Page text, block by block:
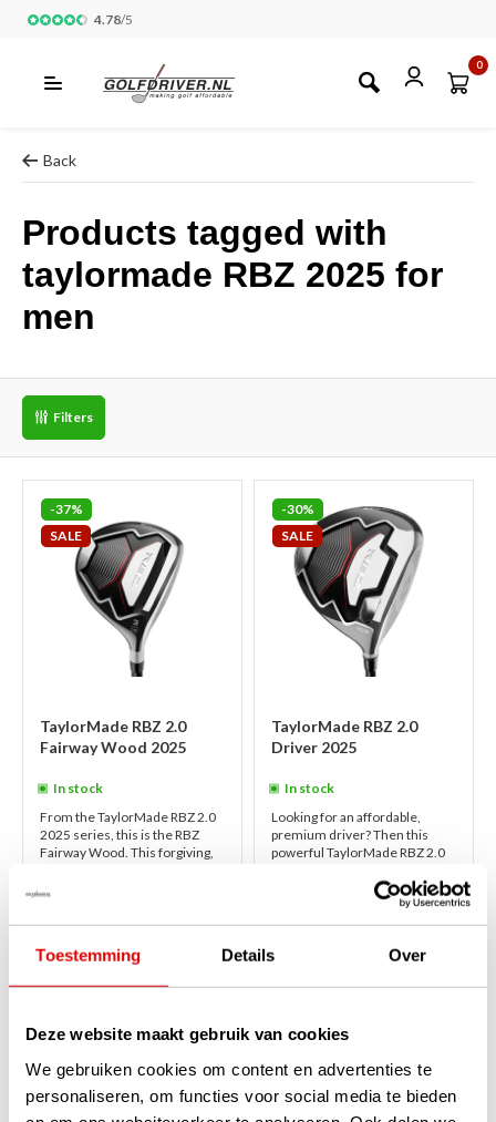
Toestemming Details Over
Deze website maakt gebruik van cookies
We gebruiken cookies om content en advertenties te
personaliseren, om functies voor social media te bieden
4.78/5
0
Back
Products tagged with
taylormade RBZ 2025 for
men
Filters
-37%
SALE
TaylorMade RBZ 2.0
Fairway Wood 2025
In stock
From the TaylorMade RBZ 2.0
2025 series, this is the RBZ
Fairway Wood. This forgiving,
€279,00
-30%
SALE
TaylorMade RBZ 2.0
Driver 2025
In stock
Looking for an affordable,
premium driver? Then this
powerful TaylorMade RBZ 2.0
Sets series, is definitely of
read more
€499,00
Page 1 of 1